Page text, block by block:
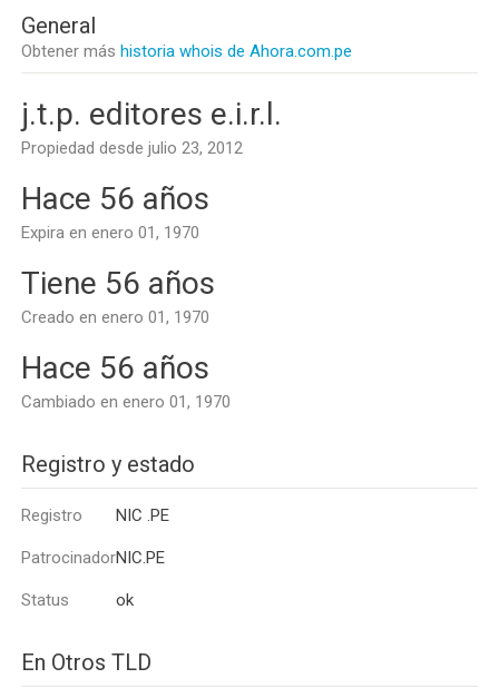
General
Obtener más historia whois de Ahora.com.pe
j.t.p. editores e.i.r.l.
Propiedad desde julio 23, 2012
Hace 56 años
Expira en enero 01, 1970
Tiene 56 años
Creado en enero 01, 1970
Hace 56 años
Cambiado en enero 01, 1970
Registro y estado
Registro NIC .PE
PatrocinadorNIC.PE
Status ok
En Otros TLD